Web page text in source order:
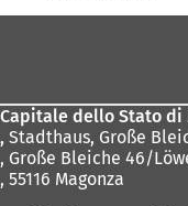
Capitale dello Stato di
, Stadthaus, Große
, Große Bleiche 46/
, 55116 Magonza